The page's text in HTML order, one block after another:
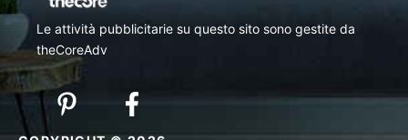
Le attività pubblicitarie su questo sito sono gestite da
theCoreAdv